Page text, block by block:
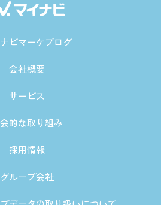
ビマーケブログ
会社概要
サービス
的な取り組み
採用情報
グループ会社